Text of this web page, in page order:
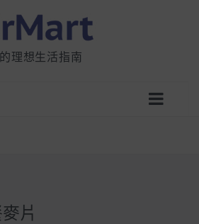
理想生活指南
泡咖啡？市售燕麥奶大剖
片